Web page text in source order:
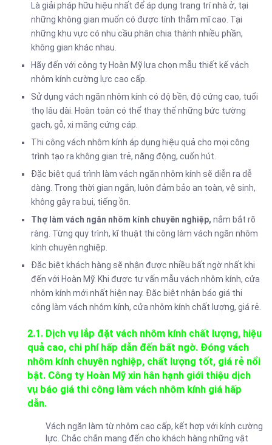
Là giải pháp hữu hiệu nhất để áp dụng trang trí nhà ở, tại
những không gian muốn có được tính thẫm mĩ cao. Tại
những khu vực có nhu cầu phân chia thành nhiều phần,
không gian khác nhau.
Hãy đến với công ty Hoàn Mỹ lựa chọn mẫu thiết kế vách
nhôm kính cường lực cao cấp.
Sử dụng vách ngăn nhôm kính có độ bền, độ cứng cao, tuổi
thọ lâu dài. Hoàn toàn có thể thay thế những bức tường
gạch, gỗ, xi măng cứng cáp.
Thi công vách nhôm kính áp dụng hiệu quả cho mọi công
trình tạo ra không gian trẻ, năng động, cuốn hút.
Đặc biệt quá trình làm vách ngăn nhôm kính sẽ diễn ra dễ
dàng. Trong thời gian ngắn, luôn đảm bảo an toàn, vệ sinh,
không gây ra bụi, tiếng ồn.
Thợ làm vách ngăn nhôm kính chuyên nghiệp, nắm bắt rõ
ràng. Từng quy trình, kĩ thuật thi công làm vách ngăn nhôm
kính chuyên nghiệp.
Đặc biệt khách hàng sẽ nhận được nhiều bất ngờ nhất khi
đến với Hoàn Mỹ. Khi được tư vấn mẫu vách nhôm kính, cửa
nhôm kính mới nhất hiện nay. Đặc biệt nhận báo giá thi
công làm vách nhôm kính, cửa nhôm kính chất lượng, giá rẻ.
2.1. Dịch vụ lắp đặt vách nhôm kính chất lượng, hiệu
quả cao, chi phí hấp dẫn đến bất ngờ. Đóng vách
nhôm kính chuyên nghiệp, chất lượng tốt, giá rẻ nổi
bật. Công ty Hoàn Mỹ xin hân hạnh giới thiệu dịch
vụ báo giá thi công làm vách nhôm kính giá hấp
dẫn.
Vách ngăn làm từ nhôm cao cấp, kết hợp với kính cường
lực. Chắc chắn mang đến cho khách hàng những vật